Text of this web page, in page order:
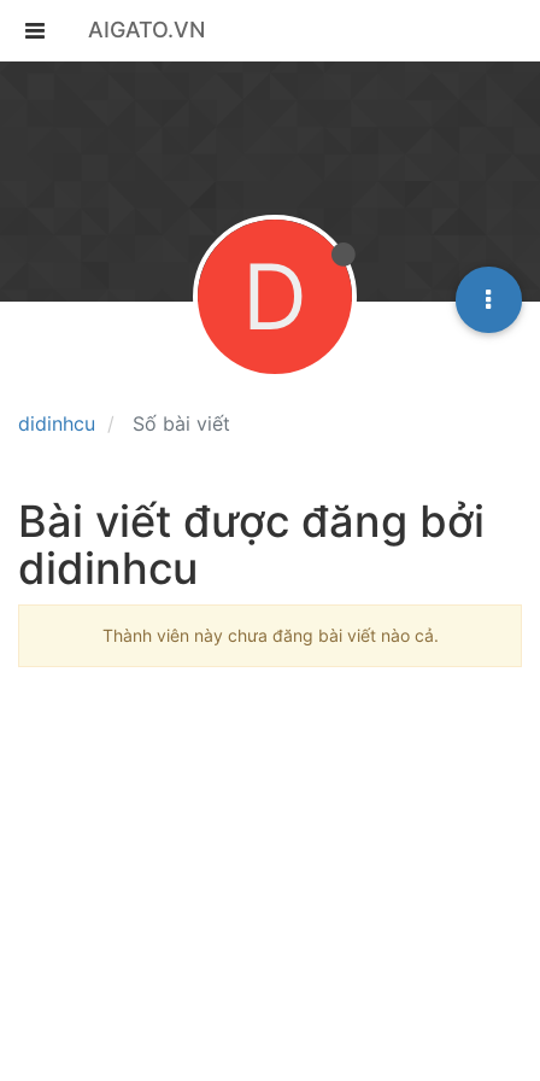
AIGATO.VN
didinhcu Số bài viết
D
Bài viết được đăng bởi
didinhcu
Thành viên này chưa đăng bài viết nào cả.